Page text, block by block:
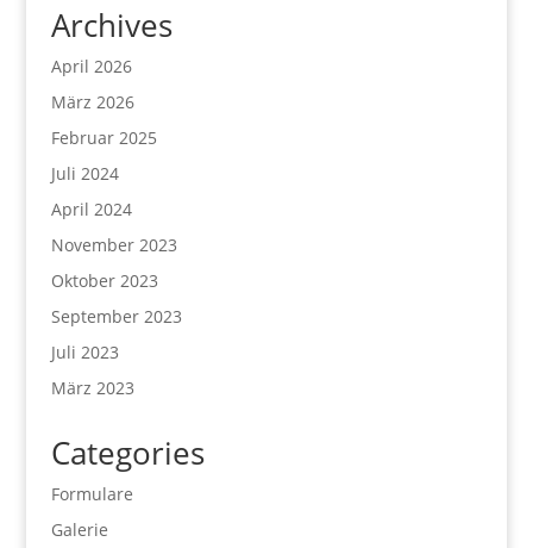
Archives
April 2026
März 2026
Februar 2025
Juli 2024
April 2024
November 2023
Oktober 2023
September 2023
Juli 2023
März 2023
Categories
Formulare
Galerie